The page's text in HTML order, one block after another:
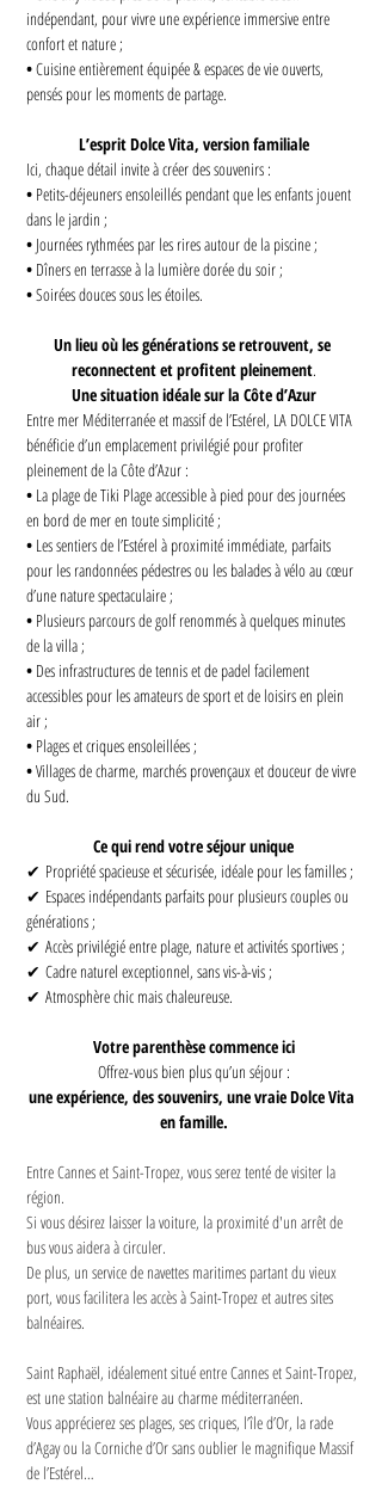
indépendant, pour vivre une expérience immersive entre
confort et nature ;
• Cuisine entièrement équipée & espaces de vie ouverts,
pensés pour les moments de partage.
L’esprit Dolce Vita, version familiale
Ici, chaque détail invite à créer des souvenirs :
• Petits-déjeuners ensoleillés pendant que les enfants jouent
dans le jardin ;
• Journées rythmées par les rires autour de la piscine ;
• Dîners en terrasse à la lumière dorée du soir ;
• Soirées douces sous les étoiles.
Un lieu où les générations se retrouvent, se
reconnectent et profitent pleinement.
Une situation idéale sur la Côte d’Azur
Entre mer Méditerranée et massif de l’Estérel, LA DOLCE VITA
bénéficie d’un emplacement privilégié pour profiter
pleinement de la Côte d’Azur :
• La plage de Tiki Plage accessible à pied pour des journées
en bord de mer en toute simplicité ;
• Les sentiers de l’Estérel à proximité immédiate, parfaits
pour les randonnées pédestres ou les balades à vélo au cœur
d’une nature spectaculaire ;
• Plusieurs parcours de golf renommés à quelques minutes
de la villa ;
• Des infrastructures de tennis et de padel facilement
accessibles pour les amateurs de sport et de loisirs en plein
air ;
• Plages et criques ensoleillées ;
• Villages de charme, marchés provençaux et douceur de vivre
du Sud.
Ce qui rend votre séjour unique
✔ Propriété spacieuse et sécurisée, idéale pour les familles ;
✔ Espaces indépendants parfaits pour plusieurs couples ou
générations ;
✔ Accès privilégié entre plage, nature et activités sportives ;
✔ Cadre naturel exceptionnel, sans vis-à-vis ;
✔ Atmosphère chic mais chaleureuse.
Votre parenthèse commence ici
Offrez-vous bien plus qu’un séjour :
une expérience, des souvenirs, une vraie Dolce Vita
en famille.
Entre Cannes et Saint-Tropez, vous serez tenté de visiter la
région.
Si vous désirez laisser la voiture, la proximité d'un arrêt de
bus vous aidera à circuler.
De plus, un service de navettes maritimes partant du vieux
port, vous facilitera les accès à Saint-Tropez et autres sites
balnéaires.
Saint Raphaël, idéalement situé entre Cannes et Saint-Tropez,
est une station balnéaire au charme méditerranéen.
Vous apprécierez ses plages, ses criques, l’île d’Or, la rade
d’Agay ou la Corniche d’Or sans oublier le magnifique Massif
de l’Estérel…